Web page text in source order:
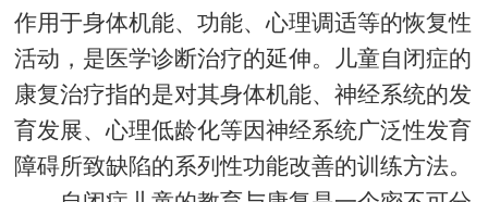
作用于身体机能、功能、心理调适等的恢复性
活动，是医学诊断治疗的延伸。儿童自闭症的
康复治疗指的是对其身体机能、神经系统的发
育发展、心理低龄化等因神经系统广泛性发育
障碍所致缺陷的系列性功能改善的训练方法。